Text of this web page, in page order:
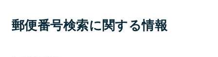
郵便番号検索に関する情報